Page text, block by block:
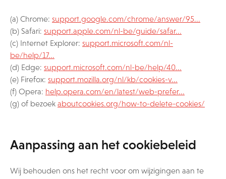
(a) Chrome: support.google.com/chrome/answer/95...
(b) Safari: support.apple.com/nl-be/guide/safar...
(c) Internet Explorer: support.microsoft.com/nl-
be/help/17...
(d) Edge: support.microsoft.com/nl-be/help/40...
(e) Firefox: support.mozilla.org/nl/kb/cookies-v...
(f) Opera: help.opera.com/en/latest/web-prefer...
(g) of bezoek aboutcookies.org/how-to-delete-cookies/
Aanpassing aan het cookiebeleid
Wij behouden ons het recht voor om wijzigingen aan te